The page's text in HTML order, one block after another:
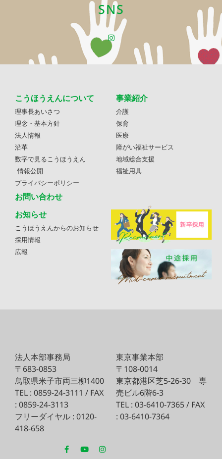
SNS
こうほうえんについて
理事長あいさつ
理念・基本方針
法人情報
沿革
数字で見るこうほうえん
情報公開
プライバシーポリシー
お問い合わせ
事業紹介
介護
保育
医療
障がい福祉サービス
地域総合支援
福祉用具
お知らせ
こうほうえんからのお知らせ
採用情報
広報
法人本部事務局
〒683-0853
鳥取県米子市両三柳1400
TEL : 0859-24-3111 / FAX
: 0859-24-3113
フリーダイヤル : 0120-
418-658
東京事業本部
〒108-0014
東京都港区芝5-26-30 専
売ビル6階6-3
TEL : 03-6410-7365 / FAX
: 03-6410-7364